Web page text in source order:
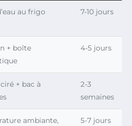
au frigo 7-10 jours
+ boîte
4-5 jours
+ bac à
2-3
semaines
ambiante,
5-7 jours